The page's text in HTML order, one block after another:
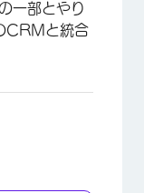
一部とやり
CRMと統合